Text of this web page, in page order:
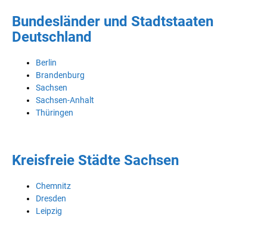
Bundesländer und Stadtstaaten
Deutschland
Berlin
Brandenburg
Sachsen
Sachsen-Anhalt
Thüringen
Kreisfreie Städte Sachsen
Chemnitz
Dresden
Leipzig